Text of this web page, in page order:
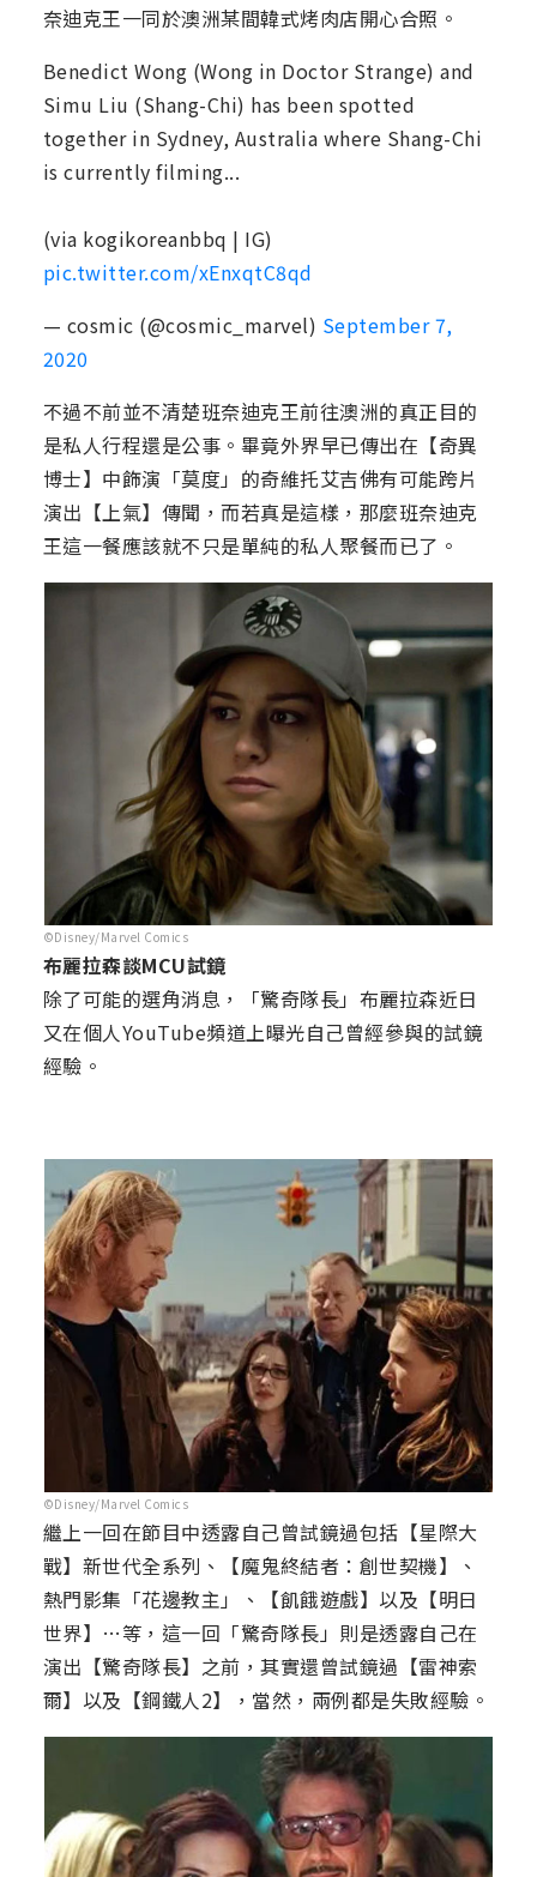
奈迪克王一同於澳洲某間韓式烤肉店開心合照。
Benedict Wong (Wong in Doctor Strange) and
Simu Liu (Shang-Chi) has been spotted
together in Sydney, Australia where Shang-Chi
is currently filming...
(via kogikoreanbbq | IG)
pic.twitter.com/xEnxqtC8qd
— cosmic (@cosmic_marvel) September 7,
2020
不過不前並不清楚班奈迪克王前往澳洲的真正目的
是私人行程還是公事。畢竟外界早已傳出在【奇異
博士】中飾演「莫度」的奇維托艾吉佛有可能跨片
演出【上氣】傳聞，而若真是這樣，那麼班奈迪克
王這一餐應該就不只是單純的私人聚餐而已了。
©Disney/Marvel Comics
布麗拉森談MCU試鏡
除了可能的選角消息，「驚奇隊長」布麗拉森近日
又在個人YouTube頻道上曝光自己曾經參與的試鏡
經驗。
©Disney/Marvel Comics
繼上一回在節目中透露自己曾試鏡過包括【星際大
戰】新世代全系列、【魔鬼終結者：創世契機】、
熱門影集「花邊教主」、【飢餓遊戲】以及【明日
世界】…等，這一回「驚奇隊長」則是透露自己在
演出【驚奇隊長】之前，其實還曾試鏡過【雷神索
爾】以及【鋼鐵人2】，當然，兩例都是失敗經驗。